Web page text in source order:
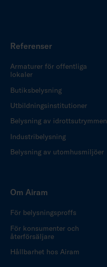
Referenser
Armaturer för offentliga
lokaler
Butiksbelysning
Utbildningsinstitutioner
Belysning av idrottsutrymmen
Industribelysning
Belysning av utomhusmiljöer
Om Airam
För belysningsproffs
För konsumenter och
återförsäljare
Hållbarhet hos Airam